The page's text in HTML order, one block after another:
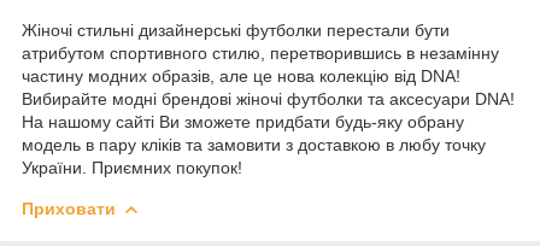
Жіночі стильні дизайнерські футболки перестали бути
атрибутом спортивного стилю, перетворившись в незамінну
частину модних образів, але це нова колекцію від DNA!
Вибирайте модні брендові жіночі футболки та аксесуари DNA!
На нашому сайті Ви зможете придбати будь-яку обрану
модель в пару кліків та замовити з доставкою в любу точку
України. Приємних покупок!
Приховати